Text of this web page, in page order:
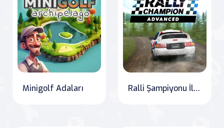
Minigolf Adaları Ralli Şampiyonu İleri Düzey